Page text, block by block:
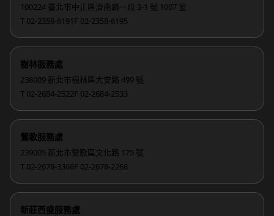
100224 臺北市中正區濟南路一段 3-1 號 1007 室
T 02-2358-6191 F 02-2358-6195
樹林服務處
238009 新北市樹林區大安路 499 號
T 02-2684-2522F 02-2684-2533
鶯歌服務處
239005 新北市鶯歌區文化路 175 號
T 02-2678-3368F 02-2678-2268
新莊西盛服務處